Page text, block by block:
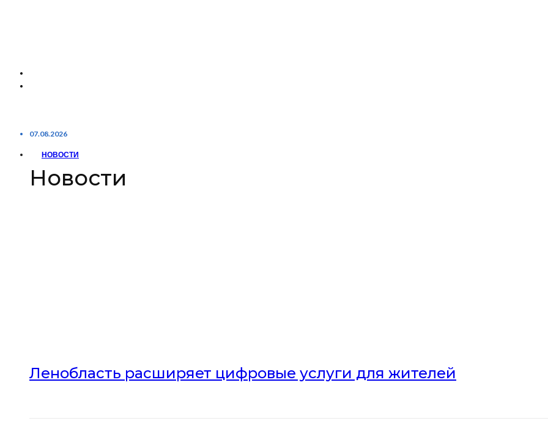
07.08.2026
НОВОСТИ
Новости
Ленобласть расширяет цифровые услуги для жителей